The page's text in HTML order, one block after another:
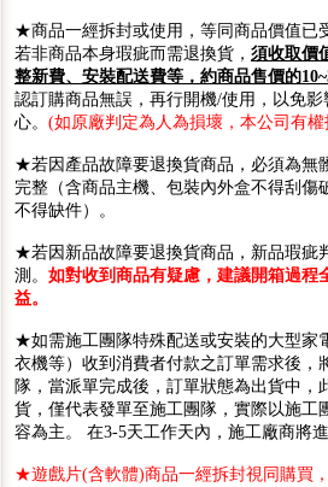
★商品一經拆封或使用，等同商品價值已
若非商品本身瑕疵而需退換貨， 須收取價
整新費、安裝配送費等，約商品售價的
認訂購商品無誤，再行開機/使用，以免
心。 (如原廠判定為人為損壞，本公司有
★若因產品故障要退換貨商品，必須為無
完整（含商品主機、包裝內外盒不得刮傷
不得缺件）。
★若因新品故障要退換貨商品，新品瑕疵
測。 如對收到商品有疑慮，建議開箱過程
益。
★如需施工團隊特殊配送或安裝的大型家
衣機等）收到消費者付款之訂單需求後，
隊，當派單完成後，訂單狀態為出貨中，
貨，僅代表發單至施工團隊，實際以施工
容為主。 在3-5天工作天內，施工廠商將
★遊戲片(含軟體)商品一經拆封視同購買，